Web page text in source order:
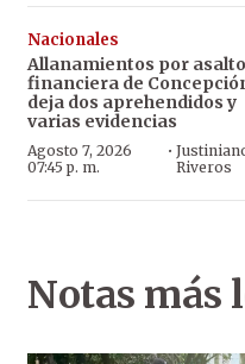
Nacionales
Allanamientos por
financiera de
deja dos aprehendidos y
varias evidencias
Agosto 7, 2026
07:45 p. m.
·
Riveros
Notas más